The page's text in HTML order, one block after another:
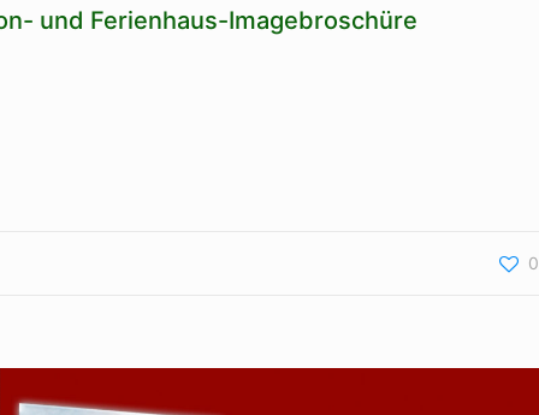
und Ferienhaus-Imagebroschüre
0